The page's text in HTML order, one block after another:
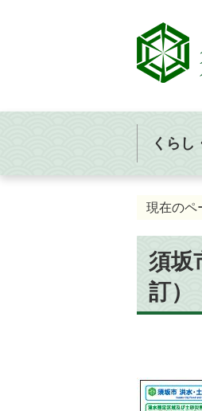
くらし
現在のペ
須坂
訂）